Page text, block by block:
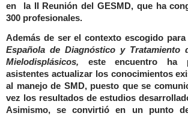
en la II Reunión del GESMD, que ha
300 profesionales.
Además de ser el contexto escogido
Española de Diagnóstico y Tratamiento
Mielodisplásicos, este encuentro ha
asistentes actualizar los conocimientos
al manejo de SMD, puesto que se
vez los resultados de estudios
Asimismo, se convirtió en un punto